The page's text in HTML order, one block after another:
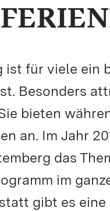
ist für viele ein
Besonders
bieten
an. Im Jahr
das
im
gibt es